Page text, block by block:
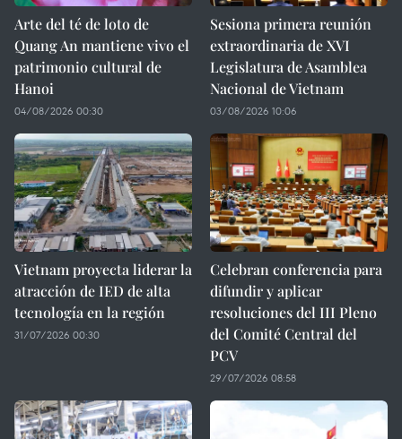
Arte del té de loto de
Quang An mantiene vivo el
patrimonio cultural de
Hanoi
04/08/2026 00:30
Sesiona primera reunión
extraordinaria de XVI
Legislatura de Asamblea
Nacional de Vietnam
03/08/2026 10:06
Vietnam proyecta liderar la
atracción de IED de alta
tecnología en la región
31/07/2026 00:30
Celebran conferencia para
difundir y aplicar
resoluciones del III Pleno
del Comité Central del
PCV
29/07/2026 08:58